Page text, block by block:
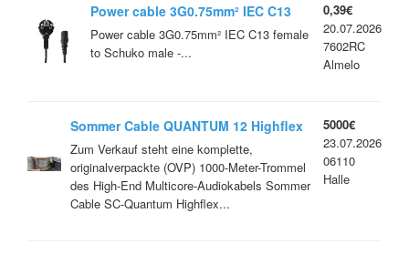
Power cable 3G0.75mm² IEC C13
female to Schuko male - 1.2m
Power cable 3G0.75mm² IEC C13 female
to Schuko male -...
0,39€
20.07.2026
7602RC
Almelo
Sommer Cable QUANTUM 12 Highflex
Solid MKII (AES/EBU) 1000m Trommel
OVP
Zum Verkauf steht eine komplette,
originalverpackte (OVP) 1000-Meter-Trommel
des High-End Multicore-Audiokabels Sommer
Cable SC-Quantum Highflex...
5000€
23.07.2026
06110
Halle